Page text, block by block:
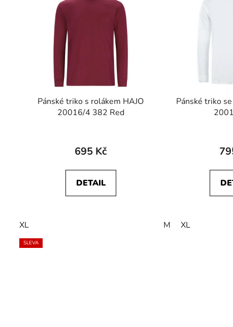
Pánské triko s rolákem HAJO
20016/4 382 Red
695 Kč
DETAIL
XL
Pánské triko
M XL
SLEVA